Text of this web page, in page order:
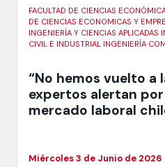
FACULTAD DE CIENCIAS
DE CIENCIAS ECONOMICAS Y
INGENIERÍA Y CIENCIAS APLICADAS
CIVIL E INDUSTRIAL INGENIERÍA
“No hemos vuelto a
expertos alertan
mercado laboral
Miércoles 3 de Junio de 2026